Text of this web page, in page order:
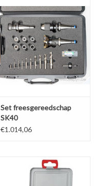
Set freesgereedschap
SK40
€1.014,06